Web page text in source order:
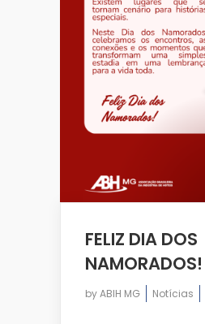
FELIZ DIA DOS
NAMORADOS!
byABIH MG Notícias